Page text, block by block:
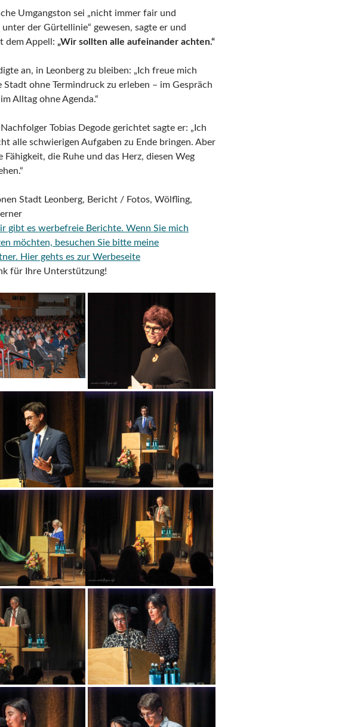
Umgangston sei „nicht immer fair und
unter der Gürtellinie“ gewesen, sagte er und
dem Appell: „Wir sollten alle aufeinander achten.“
an, in Leonberg zu bleiben: „Ich freue mich
Stadt ohne Termindruck zu erleben – im Gespräch
Alltag ohne Agenda.“
Tobias Degode gerichtet sagte er: „Ich
alle schwierigen Aufgaben zu Ende bringen. Aber
Fähigkeit, die Ruhe und das Herz, diesen Weg
Stadt Leonberg, Bericht / Fotos, Wölfling,
gibt es werbefreie Berichte. Wenn Sie mich
möchten, besuchen Sie bitte meine
Hier gehts es zur Werbeseite
für Ihre Unterstützung!